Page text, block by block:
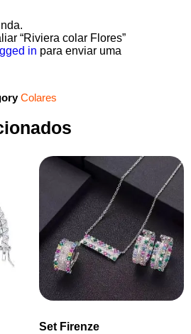
“Riviera colar Flores”
in para enviar uma
Colares
Set Firenze